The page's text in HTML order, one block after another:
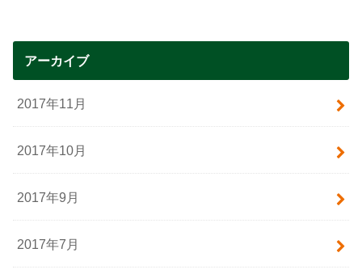
アーカイブ
2017年11月
2017年10月
2017年9月
2017年7月